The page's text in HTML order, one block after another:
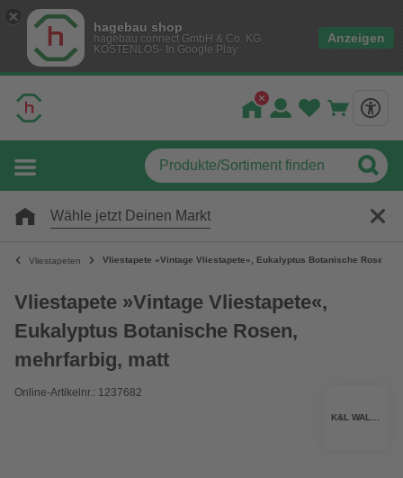
hagebau shop
hagebau connect GmbH & Co. KG
KOSTENLOS- In Google Play
Anzeigen
Wähle jetzt Deinen Markt
Vliestapeten Vliestapete »Vintage Vliestapete«, Eukalyptus Botanische Rosen,
Vliestapete »Vintage Vliestapete«,
Eukalyptus Botanische Rosen,
mehrfarbig, matt
Online-Artikelnr.: 1237682